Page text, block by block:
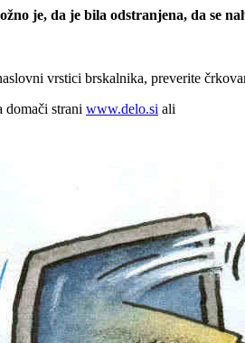
je, da je bila odstranjena, da se
vrstici brskalnika, preverite
strani www.delo.si ali